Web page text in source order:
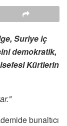
Suriye iç
demokratik,
Kürtlerin
bunaltıcı